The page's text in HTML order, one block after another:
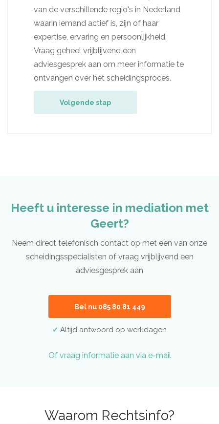
van de verschillende regio's in Nederland
waarin iemand actief is, zijn of haar
expertise, ervaring en persoonlijkheid.
Vraag geheel vrijblijvend een
adviesgesprek aan om meer informatie te
ontvangen over het scheidingsproces.
Volgende stap
Heeft u interesse in mediation met
Geert?
Neem direct telefonisch contact op met een van onze
scheidingsspecialisten of vraag vrijblijvend een
adviesgesprek aan
Bel nu 085 80 81 449
Altijd antwoord op werkdagen
Of vraag informatie aan via e-mail
Waarom Rechtsinfo?